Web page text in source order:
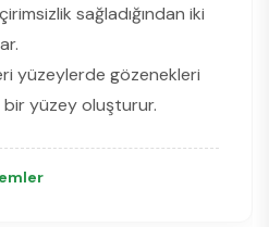
sağladığından iki
yüzeylerde gözenekleri
yüzey oluşturur.